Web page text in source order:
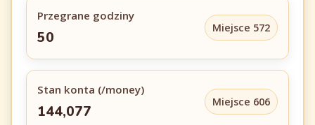
Przegrane godziny
50
Miejsce 572
Stan konta (/money)
144,077
Miejsce 606